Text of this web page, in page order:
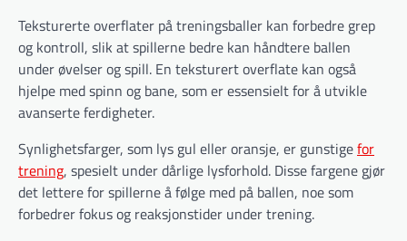
Teksturerte overflater på treningsballer kan forbedre grep
og kontroll, slik at spillerne bedre kan håndtere ballen
under øvelser og spill. En teksturert overflate kan også
hjelpe med spinn og bane, som er essensielt for å utvikle
avanserte ferdigheter.
Synlighetsfarger, som lys gul eller oransje, er gunstigefor
trening, spesielt under dårlige lysforhold. Disse fargene gjør
det lettere for spillerne å følge med på ballen, noe som
forbedrer fokus og reaksjonstider under trening.